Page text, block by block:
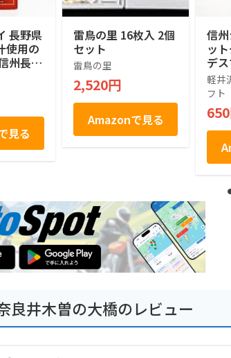
長野県
使用の
州長野
17個
見る
雷鳥の里 16枚入 2個
セット
雷鳥の里
2,520円
Amazonで見る
信
ッ
デ
話
イ
ト
り寄
駄
ぶ
カ
ギ
産
軽井
フト
良井木曽の大橋のレビュー